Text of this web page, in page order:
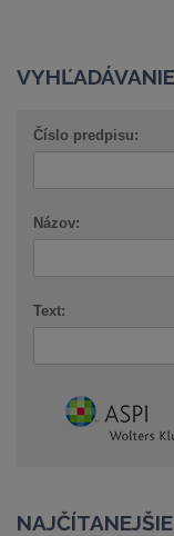
Číslo predpisu:
Názov:
Text: